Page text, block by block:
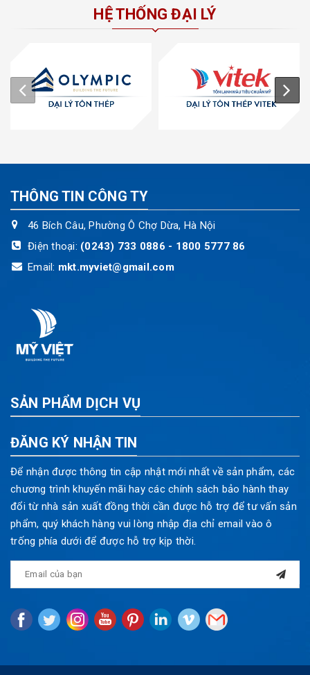
HỆ THỐNG ĐẠI LÝ
THÔNG TIN CÔNG TY
46 Bích Câu, Phường Ô Chợ Dừa, Hà Nội
Điện thoại: (0243) 733 0886 - 1800 5777 86
Email: mkt.myviet@gmail.com
SẢN PHẨM DỊCH VỤ
ĐĂNG KÝ NHẬN TIN
Để nhận được thông tin cập nhật mới nhất về sản phẩm, các
chương trình khuyến mãi hay các chính sách bảo hành thay
đổi từ nhà sản xuất đồng thời cần được hỗ trợ để tư vấn sản
phẩm, quý khách hàng vui lòng nhập địa chỉ email vào ô
trống phía dưới để được hỗ trợ kịp thời.